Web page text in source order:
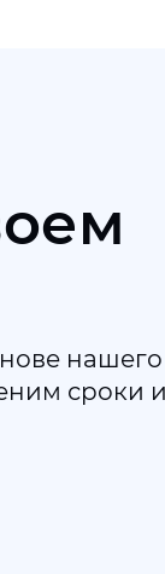
нашего
сроки и